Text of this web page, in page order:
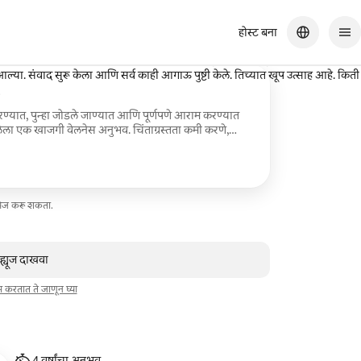
होस्ट बना
पुन्हा जोडले जाण्यात आणि पूर्णपणे आराम करण्यात
एक खाजगी वेलनेस अनुभव. चिंताग्रस्तता कमी करणे,
ब्रेथवर्क आणि इमर्सिव्ह साऊंड बाथ्स यांचे मिश्रण
ग्रुपच्या गरजांनुसार सेशन्स बाहेर किंवा तुमच्या
करू शकता.
संवाद सुरू केला आणि सर्व काही आगाऊ पुष्टी केले. तिच्यात खूप उत्साह आहे. किती
दाखवा
करतात ते जाणून घ्या